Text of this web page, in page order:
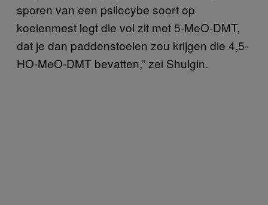
sporen van een psilocybe soort op
koeienmest legt die vol zit met 5-MeO-DMT,
dat je dan paddenstoelen zou krijgen die 4,5-
HO-MeO-DMT bevatten,” zei Shulgin.